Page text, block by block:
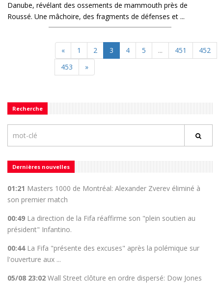
Danube, révélant des ossements de mammouth près de
Roussé. Une mâchoire, des fragments de défenses et ...
« 1 2 3 4 5 ... 451
452
453
»
Recherche
Dernières nouvelles
01:21 Masters 1000 de Montréal: Alexander Zverev éliminé à
son premier match
00:49 La direction de la Fifa réaffirme son "plein soutien au
président" Infantino.
00:44 La Fifa "présente des excuses" après la polémique sur
l'ouverture aux ...
05/08 23:02 Wall Street clôture en ordre dispersé: Dow Jones